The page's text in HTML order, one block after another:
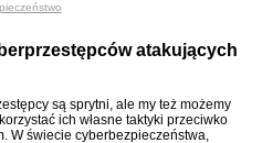
atakujących
są sprytni, ale my też możemy
ich własne taktyki przeciwko
W świecie cyberbezpieczeństwa,